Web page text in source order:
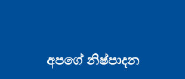
අපගේ නිෂ්පාදන